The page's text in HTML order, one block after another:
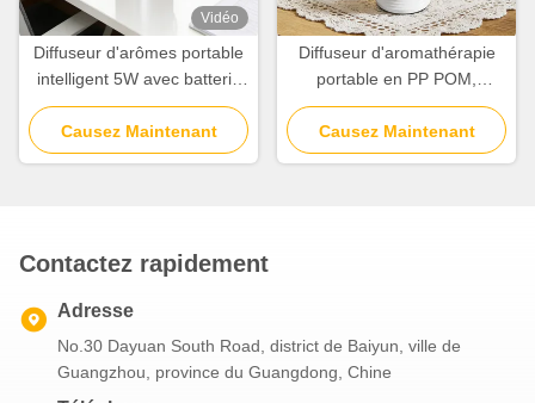
Vidéo
Diffuseur d'arômes portable
intelligent 5W avec batterie
2000mAh et atomisation à
deux fluides
Causez Maintenant
Diffuseur d'aromathérapie
portable en PP POM,
couverture de 10-30m2 avec
deux atomisations de fluide
Causez Maintenant
Contactez rapidement
Adresse
No.30 Dayuan South Road, district de Baiyun, ville de
Guangzhou, province du Guangdong, Chine